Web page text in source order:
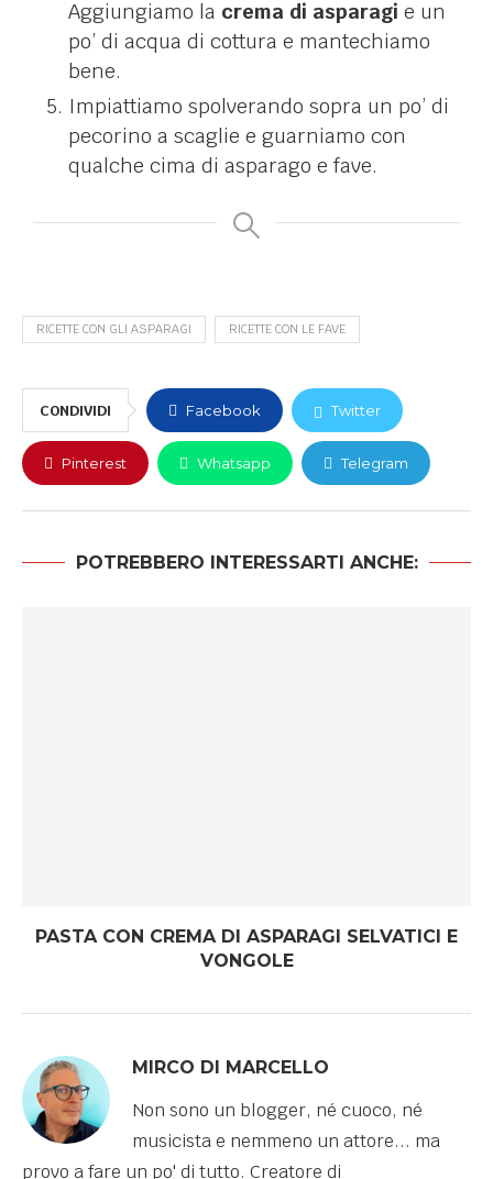
Aggiungiamo la crema di asparagi e un
po’ di acqua di cottura e mantechiamo
bene.
Impiattiamo spolverando sopra un po’ di
pecorino a scaglie e guarniamo con
qualche cima di asparago e fave.
RICETTE CON GLI ASPARAGI RICETTE CON LE FAVE
CONDIVIDI Facebook Twitter
Pinterest Whatsapp Telegram
POTREBBERO INTERESSARTI ANCHE:
PASTA CON CREMA DI ASPARAGI SELVATICI E
VONGOLE
MIRCO DI MARCELLO
Non sono un blogger, né cuoco, né
musicista e nemmeno un attore... ma
provo a fare un po' di tutto. Creatore di